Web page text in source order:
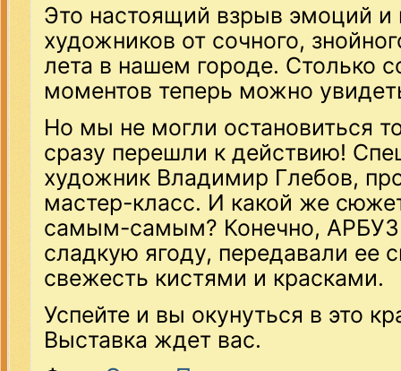
Это настоящий взрыв эмоций и
художников от сочного,
лета в нашем городе. Столько
моментов теперь можно
Но мы не могли остановиться
сразу перешли к действию!
художник Владимир Глебов,
мастер-класс. И какой же
самым-самым? Конечно,
сладкую ягоду, передавали ее
свежесть кистями и красками.
Успейте и вы окунуться в это
Выставка ждет вас.